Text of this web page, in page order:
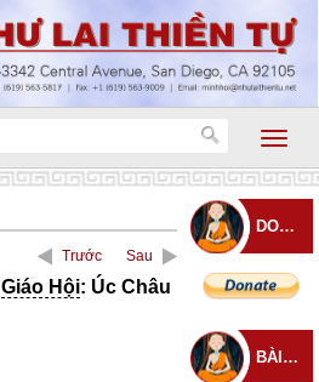
Trước Sau
Giáo Hội: Úc Châu
DONATE
BÀI ĐĂNG MỚI